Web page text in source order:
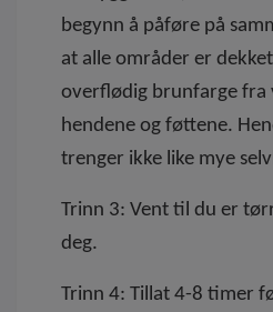
begynn å påføre på
at alle områder er
overflødig brunfarge fra
hendene og føttene.
trenger ikke like mye
Trinn 3: Vent til du er
deg.
Trinn 4: Tillat 4-8 timer